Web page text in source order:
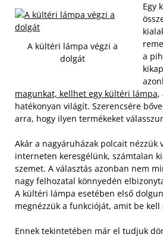
A kültéri lámpa végzi a
dolgát
Egy
a
magunkat, kellhet egy kültéri lámpa,
hatékonyan világít. Szerencsére
arra, hogy ilyen termékeket
Akár a nagyáruházak polcait nézzük
interneten keresgélünk, számtalan
szemet. A választás azonban nem
nagy felhozatal könnyedén
A kültéri lámpa esetében első
megnézzük a funkcióját, amit be
Ennek tekintetében már el tudjuk